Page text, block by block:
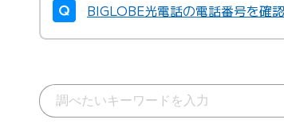
BIGLOBE光電話の電話番号を確